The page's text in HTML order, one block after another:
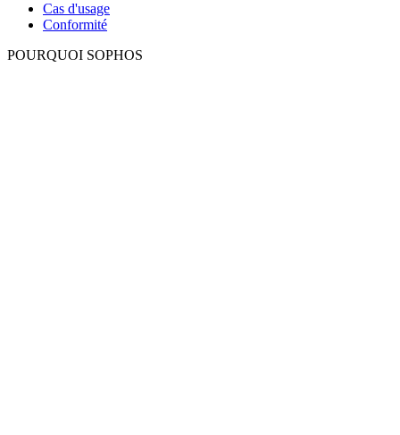
Cas d'usage
Conformité
POURQUOI SOPHOS